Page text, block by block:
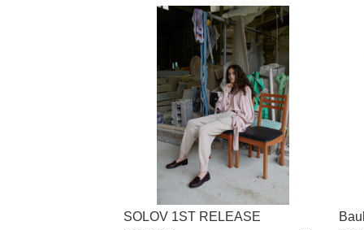
YUMMY
2016 / 12
2016 / 11
2016 / 10
2016 / 9
2016 / 8
2016 / 7
2016 / 6
2016 / 5
SOLOV 1ST RELEASE